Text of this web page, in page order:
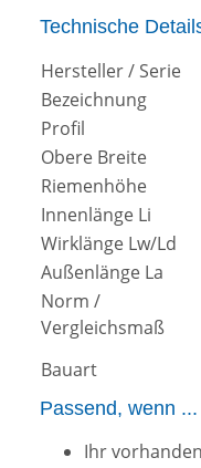
Technische
Hersteller / Serie
Bezeichnung
Profil
Obere Breite
Riemenhöhe
Innenlänge Li
Wirklänge Lw/Ld
Außenlänge La
Norm /
Vergleichsmaß
Bauart
Passend, wenn ...
Ihr